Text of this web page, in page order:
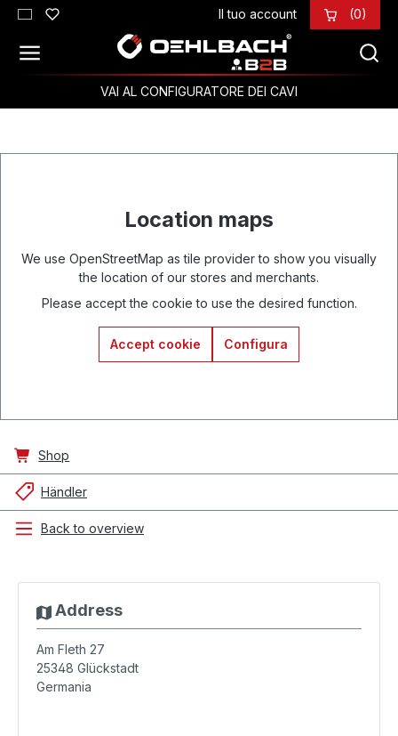
Passa al contenuto principale Il tuo account (0)
VAI AL CONFIGURATORE DEI CAVI
Location maps
We use OpenStreetMap as tile provider to show you visually
the location of our stores and merchants.
Please accept the cookie to use the desired function.
Accept cookie Configura
Shop
Händler
Back to overview
Address
Am Fleth 27
25348 Glückstadt
Germania